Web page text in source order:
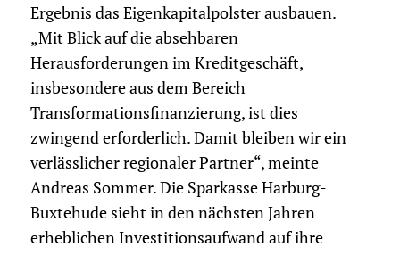
Ergebnis das Eigenkapitalpolster ausbauen.
„Mit Blick auf die absehbaren
Herausforderungen im Kreditgeschäft,
insbesondere aus dem Bereich
Transformationsfinanzierung, ist dies
zwingend erforderlich. Damit bleiben wir ein
verlässlicher regionaler Partner“, meinte
Andreas Sommer. Die Sparkasse Harburg-
Buxtehude sieht in den nächsten Jahren
erheblichen Investitionsaufwand auf ihre